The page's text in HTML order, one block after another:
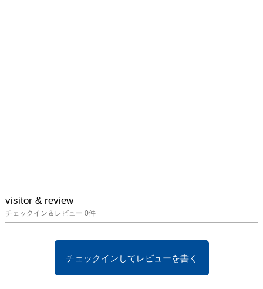
visitor & review
チェックイン＆レビュー 0件
チェックインしてレビューを書く